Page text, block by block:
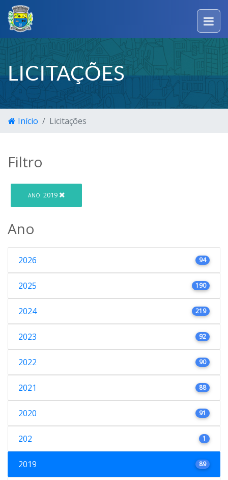
LICITAÇÕES
Início Licitações
Filtro
ANO: 2019
Ano
2026 94
2025 190
2024 219
2023 92
2022 90
2021 88
2020 91
202 1
2019 89